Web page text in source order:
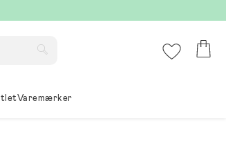
Varemærker